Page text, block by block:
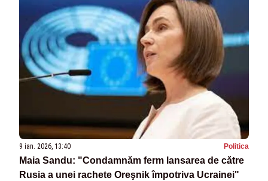
9 ian. 2026, 13:40 Politica
Maia Sandu: "Condamnăm ferm lansarea de către
Rusia a unei rachete Oreşnik împotriva Ucrainei"